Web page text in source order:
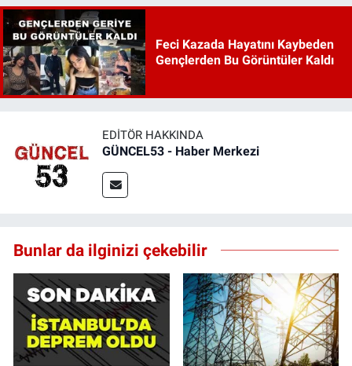
Feci Kazada Hayatını Kaybeden
Gençlerden Bu Görüntüler Kaldı
EDITÖR HAKKINDA
GÜNCEL53 - Haber Merkezi
Bunlar da ilginizi çekebilir